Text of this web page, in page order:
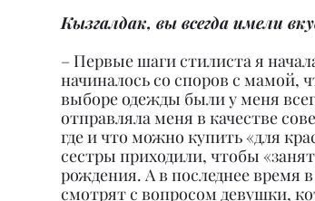
Кызгалдак, вы всегда имели
– Первые шаги стилиста я
начиналось со споров с мамой,
выборе одежды были у меня
отправляла меня в качестве
где и что можно купить «для
сестры приходили, чтобы
рождения. А в последнее время
смотрят с вопросом девушки,